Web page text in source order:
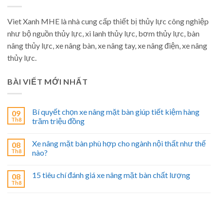
Viet Xanh MHE là nhà cung cấp thiết bị thủy lực công nghiệp
như bộ nguồn thủy lực, xi lanh thủy lực, bơm thủy lực, bàn
nâng thủy lực, xe nâng bàn, xe nâng tay, xe nâng điện, xe nâng
thủy lực.
BÀI VIẾT MỚI NHẤT
09
Th8
Bí quyết chọn xe nâng mặt bàn giúp tiết kiệm hàng
trăm triệu đồng
08
Th8
Xe nâng mặt bàn phù hợp cho ngành nội thất như thế
nào?
08
Th8
15 tiêu chí đánh giá xe nâng mặt bàn chất lượng